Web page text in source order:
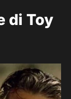
di Toy